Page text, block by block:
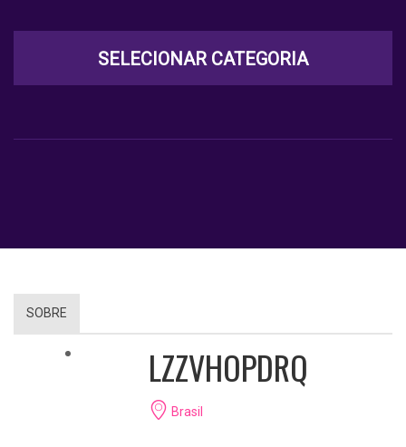
SELECIONAR CATEGORIA
SOBRE
LZZVHOPDRQ
Brasil